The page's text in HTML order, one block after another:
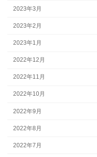
2023年3月
2023年2月
2023年1月
2022年12月
2022年11月
2022年10月
2022年9月
2022年8月
2022年7月